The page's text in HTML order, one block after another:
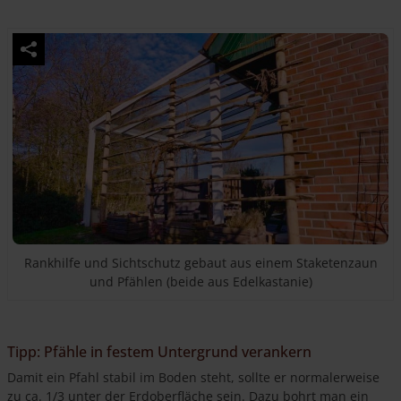
Rankhilfe und Sichtschutz gebaut aus einem Staketenzaun
und Pfählen (beide aus Edelkastanie)
Tipp: Pfähle in festem Untergrund verankern
Damit ein Pfahl stabil im Boden steht, sollte er normalerweise
zu ca. 1/3 unter der Erdoberfläche sein. Dazu bohrt man ein